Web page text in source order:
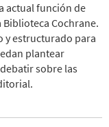
actual función de
Cochrane.
y estructurado para
plantear
sobre las